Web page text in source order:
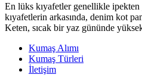
En lüks kıyafetler genellikle ipekten
kıyafetlerin arkasında, denim kot
Keten, sıcak bir yaz gününde
Kumaş Alımı
Kumaş Türleri
İletişim